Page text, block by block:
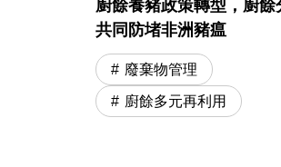
廚餘養豬政策轉型，廚餘
共同防堵非洲豬瘟
廢棄物管理
廚餘多元再利用